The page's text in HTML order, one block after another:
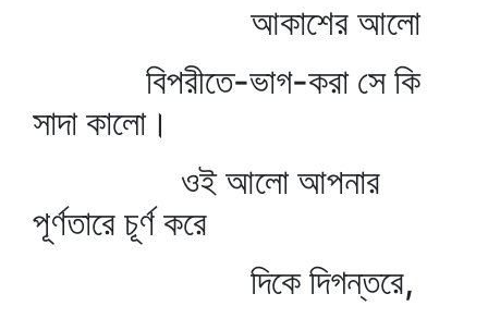
আকাশের আলো
বিপরীতে-ভাগ-করা সে কি
সাদা কালো।
ওই আলো আপনার
পূর্ণতারে চূর্ণ করে
দিকে দিগন্তরে,